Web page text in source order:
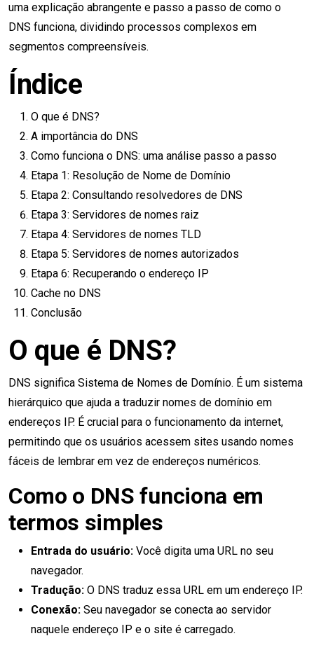
uma explicação abrangente e passo a passo de como o
DNS funciona, dividindo processos complexos em
segmentos compreensíveis.
Índice
O que é DNS?
A importância do DNS
Como funciona o DNS: uma análise passo a passo
Etapa 1: Resolução de Nome de Domínio
Etapa 2: Consultando resolvedores de DNS
Etapa 3: Servidores de nomes raiz
Etapa 4: Servidores de nomes TLD
Etapa 5: Servidores de nomes autorizados
Etapa 6: Recuperando o endereço IP
Cache no DNS
Conclusão
O que é DNS?
DNS significa Sistema de Nomes de Domínio. É um sistema
hierárquico que ajuda a traduzir nomes de domínio em
endereços IP. É crucial para o funcionamento da internet,
permitindo que os usuários acessem sites usando nomes
fáceis de lembrar em vez de endereços numéricos.
Como o DNS funciona em
termos simples
Entrada do usuário: Você digita uma URL no seu
navegador.
Tradução: O DNS traduz essa URL em um endereço IP.
Conexão: Seu navegador se conecta ao servidor
naquele endereço IP e o site é carregado.